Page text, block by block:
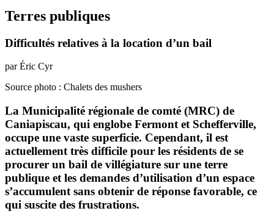
Terres publiques
Difficultés relatives à la location d’un bail
par Éric Cyr
Source photo : Chalets des mushers
La Municipalité régionale de comté (MRC) de
Caniapiscau, qui englobe Fermont et Schefferville,
occupe une vaste superficie. Cependant, il est
actuellement très difficile pour les résidents de se
procurer un bail de villégiature sur une terre
publique et les demandes d’utilisation d’un espace
s’accumulent sans obtenir de réponse favorable, ce
qui suscite des frustrations.